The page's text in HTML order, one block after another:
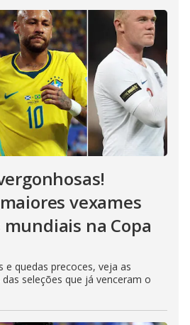
vexames
na Copa
e quedas precoces, veja as
seleções que já venceram o